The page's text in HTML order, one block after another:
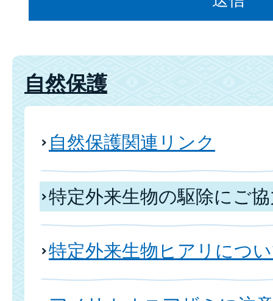
自然保護
自然保護関連リンク
特定外来生物の駆除にご
特定外来生物ヒアリにつ